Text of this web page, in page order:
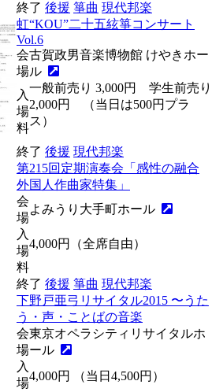
終了 後援 箏曲 現代邦楽
虹“KOU”二十五絃箏コンサート
Vol.6
会
場
古賀政男音楽博物館 けやきホー
ル
入
場
料
一般前売り 3,000円 学生前売り
2,000円 （当日は500円プラ
ス）
終了 後援 現代邦楽
第215回定期演奏会「感性の融合
外国人作曲家特集」
会
場
よみうり大手町ホール
入
場
料
4,000円（全席自由）
終了 後援 箏曲 現代邦楽
下野戸亜弓リサイタル2015 〜うた
う・声・ことばの音楽
会
場
東京オペラシティリサイタルホ
ール
入
場
4,000円 （当日4,500円）